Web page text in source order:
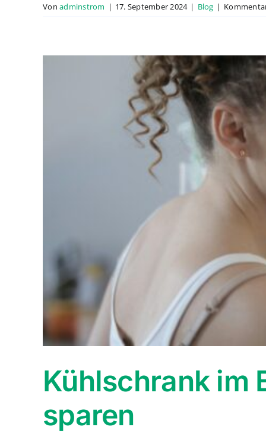
Vonadminstrom | 17. September 2024 | Blog |
Kühlschrank im
sparen